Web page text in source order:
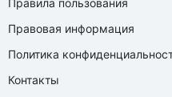
Правовая информация
Политика
Контакты